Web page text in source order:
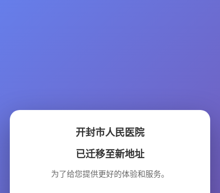
开封市人民医院
已迁移至新地址
为了给您提供更好的体验和服务。